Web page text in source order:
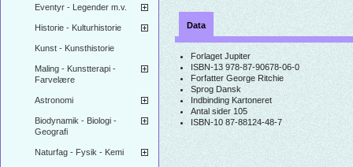
Eventyr - Legender m.v.
Historie - Kulturhistorie
Kunst - Kunsthistorie
Maling - Kunstterapi -
Farvelære
Astronomi
Biodynamik - Biologi -
Geografi
Naturfag - Fysik - Kemi
Data
Forlaget Jupiter
ISBN-13 978-87-90678-06-0
Forfatter George Ritchie
Sprog Dansk
Indbinding Kartoneret
Antal sider 105
ISBN-10 87-88124-48-7